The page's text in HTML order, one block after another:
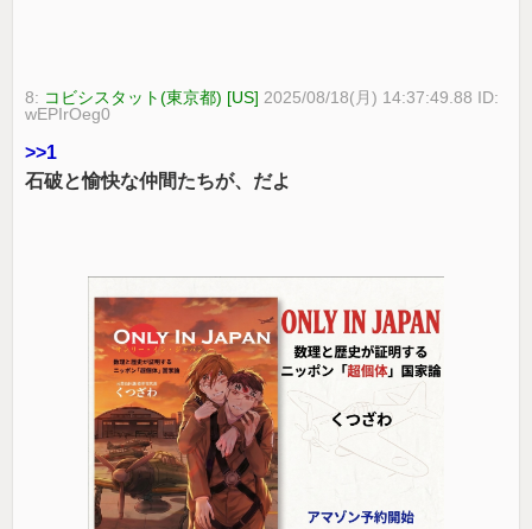
8: コビシスタット(東京都) [US] 2025/08/18(月) 14:37:49.88 ID:
wEPIrOeg0
>>1
石破と愉快な仲間たちが、だよ